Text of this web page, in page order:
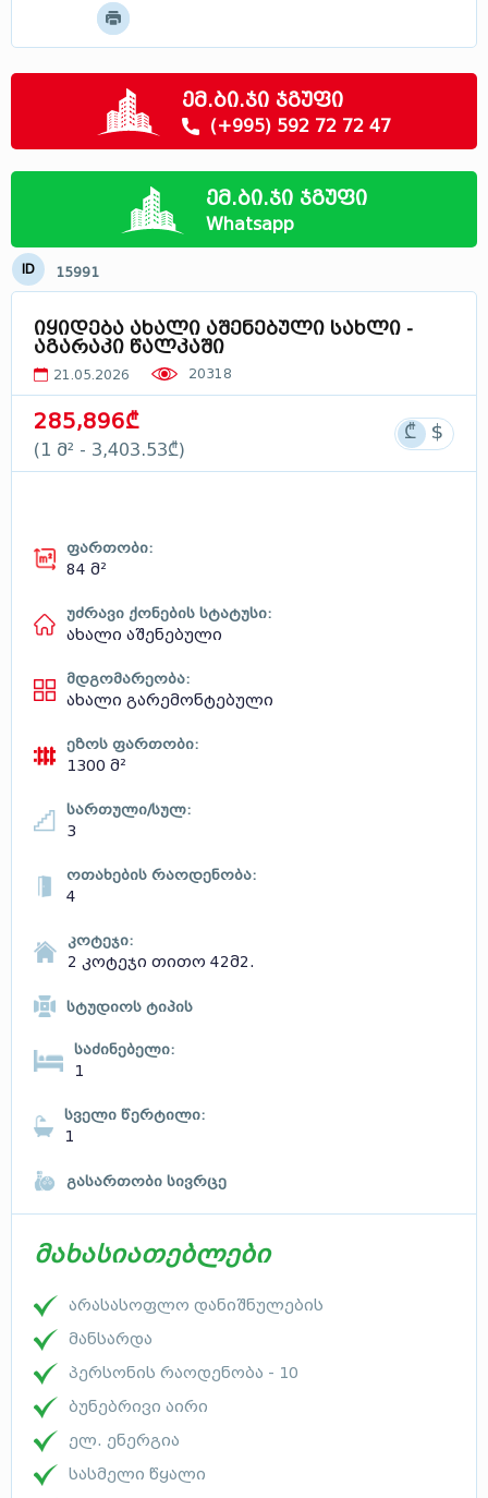
მცხეთა - მთიანეთი
სამცხე - ჯავახეთი
ლეჩხუმი
საქართველოში
ემ.ბი.ჯი ჯგუფი
(+995) 592 72 72 47
ემ.ბი.ჯი ჯგუფი
Whatsapp
ID 15991
იყიდება ახალი აშენებული სახლი -
აგარაკი წალკაში
21.05.2026 20318
285,896₾
(1 მ² - 3,403.53₾)
ფართობი:
84 მ²
უძრავი ქონების სტატუსი:
ახალი აშენებული
მდგომარეობა:
ახალი გარემონტებული
ეზოს ფართობი:
1300 მ²
სართული/სულ:
3
ოთახების რაოდენობა:
4
კოტეჯი:
2 კოტეჯი თითო 42მ2.
სტუდიოს ტიპის
საძინებელი:
1
სველი წერტილი:
1
გასართობი სივრცე
მახასიათებლები
არასასოფლო დანიშნულების
მანსარდა
პერსონის რაოდენობა - 10
ბუნებრივი აირი
ელ. ენერგია
სასმელი წყალი